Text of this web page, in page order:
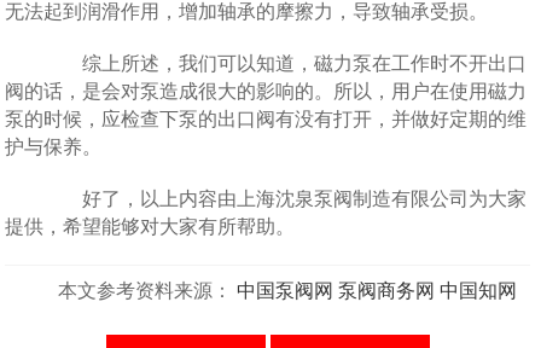
无法起到润滑作用，增加轴承的摩擦力，导致轴承受损。
综上所述，我们可以知道，磁力泵在工作时不开出口
阀的话，是会对泵造成很大的影响的。所以，用户在使用磁力
泵的时候，应检查下泵的出口阀有没有打开，并做好定期的维
护与保养。
好了，以上内容由上海沈泉泵阀制造有限公司为大家
提供，希望能够对大家有所帮助。
本文参考资料来源： 中国泵阀网 泵阀商务网 中国知网